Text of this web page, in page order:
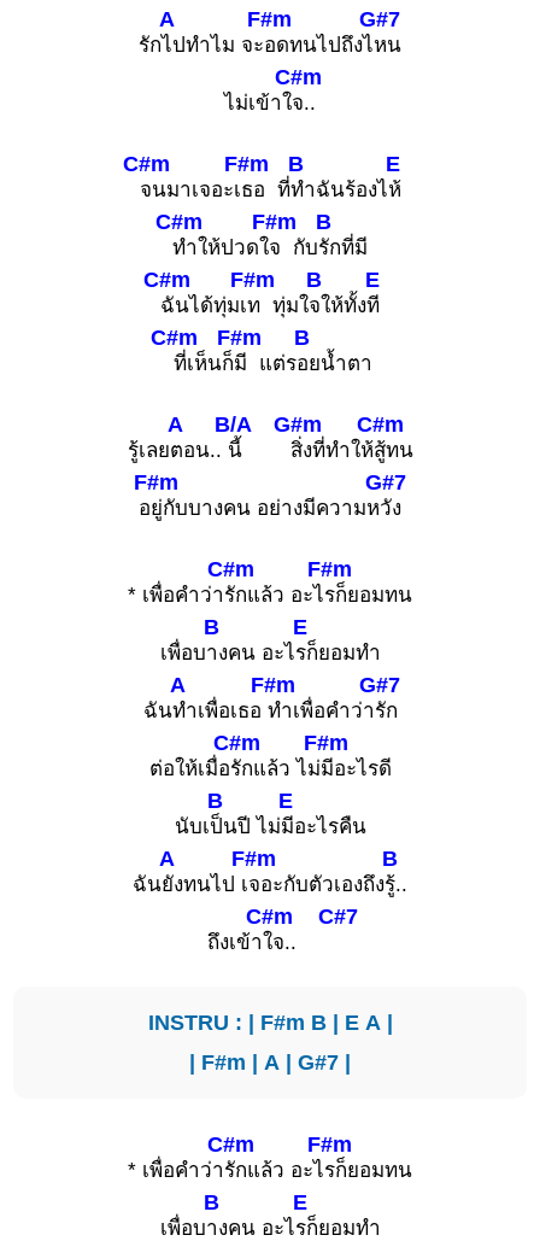
รัก
A
ไปทำไม จะ
F#m
อดทนไปถึงไ
G#7
หน
ไม่เข้าใ
C#m
จ..
C#m
จนมาเจอะเ
F#m
ธอ ที่
B
ทำฉันร้องไ
E
ห้
C#m
ทำให้ปวดใ
F#m
จ กับ
B
รักที่มี
C#m
ฉันได้ทุ่มเ
F#m
ท ทุ่มใ
B
จให้ทั้ง
E
ที
C#m
ที่เห็นก็
F#m
มี แต่ร
B
อยน้ำตา
รู้เลย
A
ตอน..
B/A
นี้
G#m
สิ่งที่ทำให้
C#m
สู้ทน
อ
F#m
ยู่กับบางคน อย่างมีความห
G#7
วัง
* เพื่อคำว่า
C#m
รักแล้ว อะไ
F#m
รก็ยอมทน
เพื่อบ
B
างคน อะไ
E
รก็ยอมทำ
ฉัน
A
ทำเพื่อเธอ
F#m
ทำเพื่อคำว่า
G#7
รัก
ต่อให้เมื่อ
C#m
รักแล้ว ไม่
F#m
มีอะไรดี
นับเ
B
ป็นปี ไม่
E
มีอะไรคืน
ฉัน
A
ยังทนไป เ
F#m
จอะกับตัวเองถึง
B
รู้..
ถึงเข้า
C#m
ใจ..
C#7
INSTRU : | F#m B| E A|
| F#m | A | G#7 |
* เพื่อคำว่า
C#m
รักแล้ว อะไ
F#m
รก็ยอมทน
เพื่อบ
B
างคน อะไ
E
รก็ยอมทำ